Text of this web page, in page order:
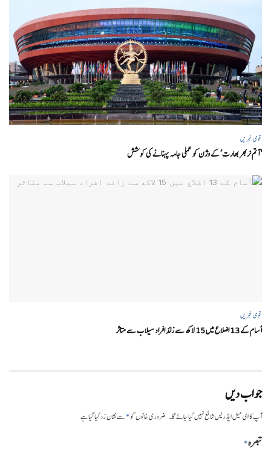
قومی خبریں
‘ آتم نربھر بھارت’ کے وژن کو عملی جامہ پہنانے کی کوشش
قومی خبریں
آسام کے 13 اضلاع میں 15 لاکھ سے زائد افراد سیلاب سے متاثر
جواب دیں
آپ کا ای میل ایڈریس شائع نہیں کیا جائے گا۔ ضروری خانوں کو*سے نشان زد کیا گیا ہے
تبصرہ*